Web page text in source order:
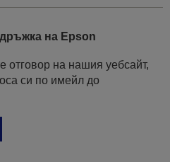
на Epson
отговор на нашия уебсайт,
си по имейл до